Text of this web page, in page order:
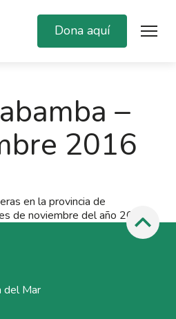
Dona aquí
–
2016
en la provincia de
de noviembre del año 2016.
del Mar